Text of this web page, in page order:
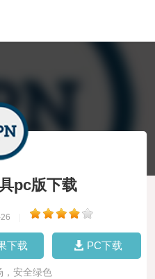
pc版下载
下载 PC下载
，安全绿色